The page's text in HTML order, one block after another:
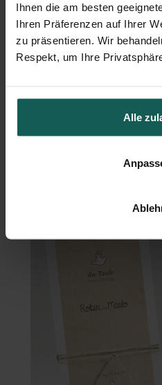
Ihnen die am besten
Ihren Präferenzen auf Ihrer
zu präsentieren. Wir
Respekt, um Ihre
Alle